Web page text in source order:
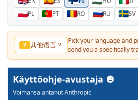
PL
PT RO RU SV
? 其他语言？
Pick your language and
send you a specifically
Käyttöohje-avustaja
Voimansa antanut Anthropic